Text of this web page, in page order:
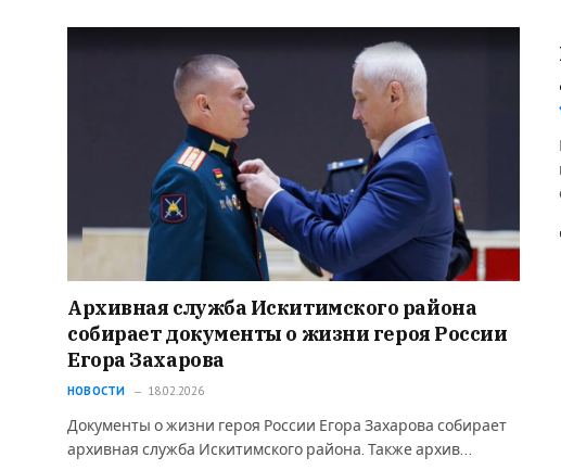
Архивная служба Искитимского района
собирает документы о жизни героя России
Егора Захарова
НОВОСТИ 18.02.2026
Документы о жизни героя России Егора Захарова собирает
архивная служба Искитимского района. Также архив…